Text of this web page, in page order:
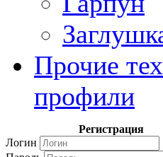
Прочие
профили
Регистрация
Логин